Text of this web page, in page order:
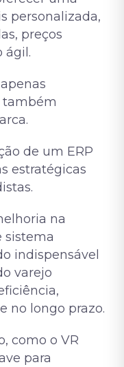
personalizada,
preços
ágil.
também
de um ERP
estratégicas
na
sistema
indispensável
varejo
no longo prazo.
como o VR
para